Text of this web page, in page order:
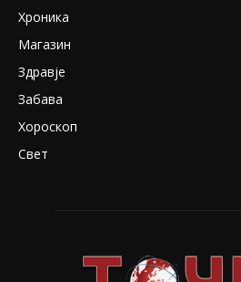
Хроника
Магазин
Здравје
Забава
Хороскоп
Свет